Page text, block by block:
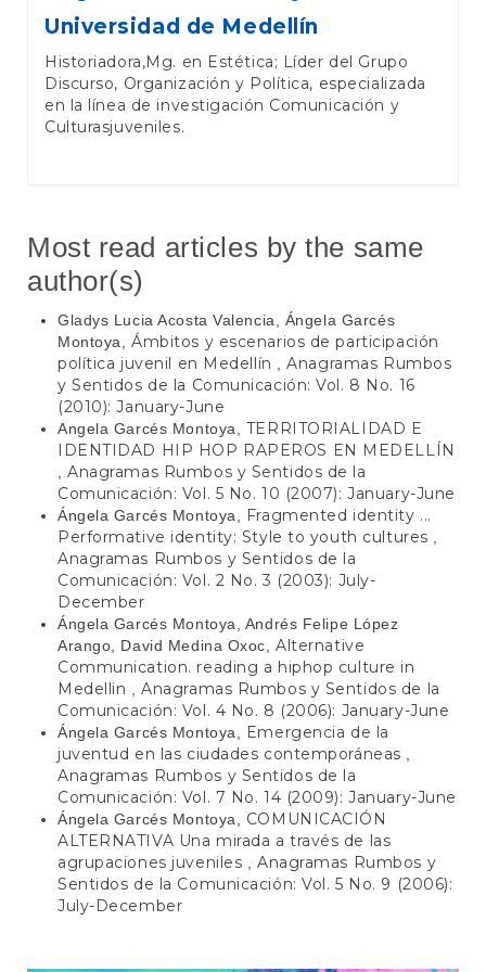
Universidad de Medellín
Historiadora,Mg. en Estética; Líder del Grupo
Discurso, Organización y Política, especializada
en la línea de investigación Comunicación y
Culturasjuveniles.
Most read articles by the same
author(s)
Gladys Lucia Acosta Valencia, Ángela Garcés
Montoya,Ámbitos y escenarios de participación
política juvenil en Medellín
,Anagramas Rumbos
y Sentidos de la Comunicación: Vol. 8 No. 16
(2010): January-June
Angela Garcés Montoya, TERRITORIALIDAD E
IDENTIDAD HIP HOP RAPEROS EN MEDELLÍN
,Anagramas Rumbos y Sentidos de la
Comunicación: Vol. 5 No. 10 (2007): January-June
Ángela Garcés Montoya,
Fragmented identity ...
Performative identity: Style to youth cultures
Anagramas Rumbos y Sentidos de la
Comunicación: Vol. 2 No. 3 (2003): July-
December
Ángela Garcés Montoya, Andrés Felipe López
Arango, David Medina Oxoc,Alternative
Communication. reading a hiphop culture in
Medellin
,Anagramas Rumbos y Sentidos de la
Comunicación: Vol. 4 No. 8 (2006): January-June
Ángela Garcés Montoya,
Emergencia de la
juventud en las ciudades contemporáneas
Anagramas Rumbos y Sentidos de la
Comunicación: Vol. 7 No. 14 (2009): January-June
Ángela Garcés Montoya, COMUNICACIÓN
ALTERNATIVA Una mirada a través de las
agrupaciones juveniles
,Anagramas Rumbos y
Sentidos de la Comunicación: Vol. 5 No. 9 (2006):
July-December